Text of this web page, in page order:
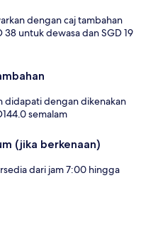
dengan caj tambahan
38 untuk dewasa dan SGD 19
didapati dengan dikenakan
semalam
(jika berkenaan)
dari jam 7:00 hingga